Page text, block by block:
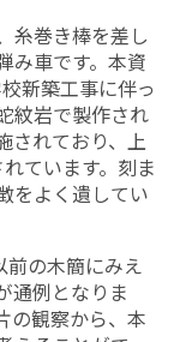
糸巻き棒を差し
み車です。本資
新築工事に伴っ
紋岩で製作され
されており、上
ています。刻ま
をよく遺してい
の木簡にみえ
通例となりま
の観察から、本